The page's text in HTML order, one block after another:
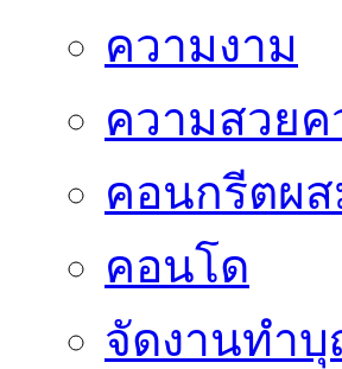
ความงาม
ความสวยค
คอนกรีตผส
คอนโด
จัดงานทำ